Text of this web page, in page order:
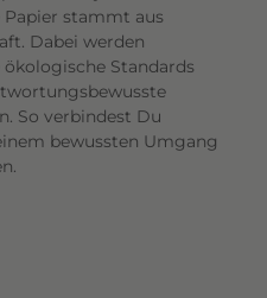
stammt aus
Dabei werden
Standards
So verbindest Du
bewussten Umgang